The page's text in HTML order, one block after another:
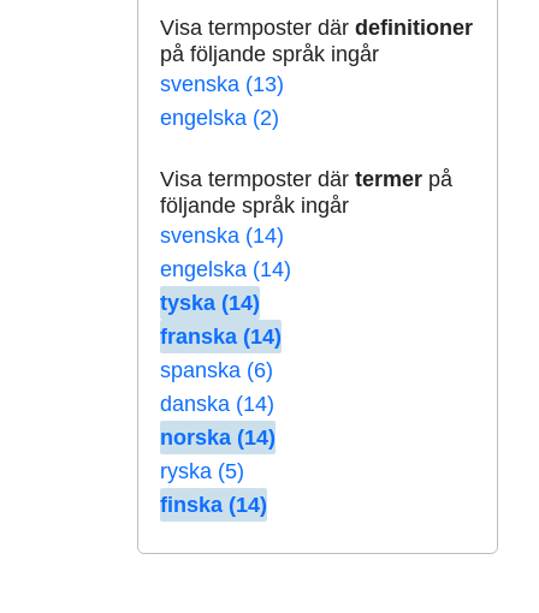
Visa termposter där definitioner
på följande språk ingår
svenska (13)
engelska (2)
Visa termposter där termerpå
följande språk ingår
svenska (14)
engelska (14)
tyska (14)
franska (14)
spanska (6)
danska (14)
norska (14)
ryska (5)
finska (14)